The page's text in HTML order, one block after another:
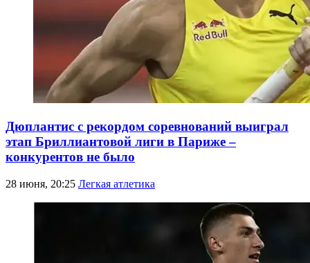
Дюплантис с рекордом соревнований выиграл
этап Бриллиантовой лиги в Париже –
конкурентов не было
28 июня, 20:25 Легкая атлетика